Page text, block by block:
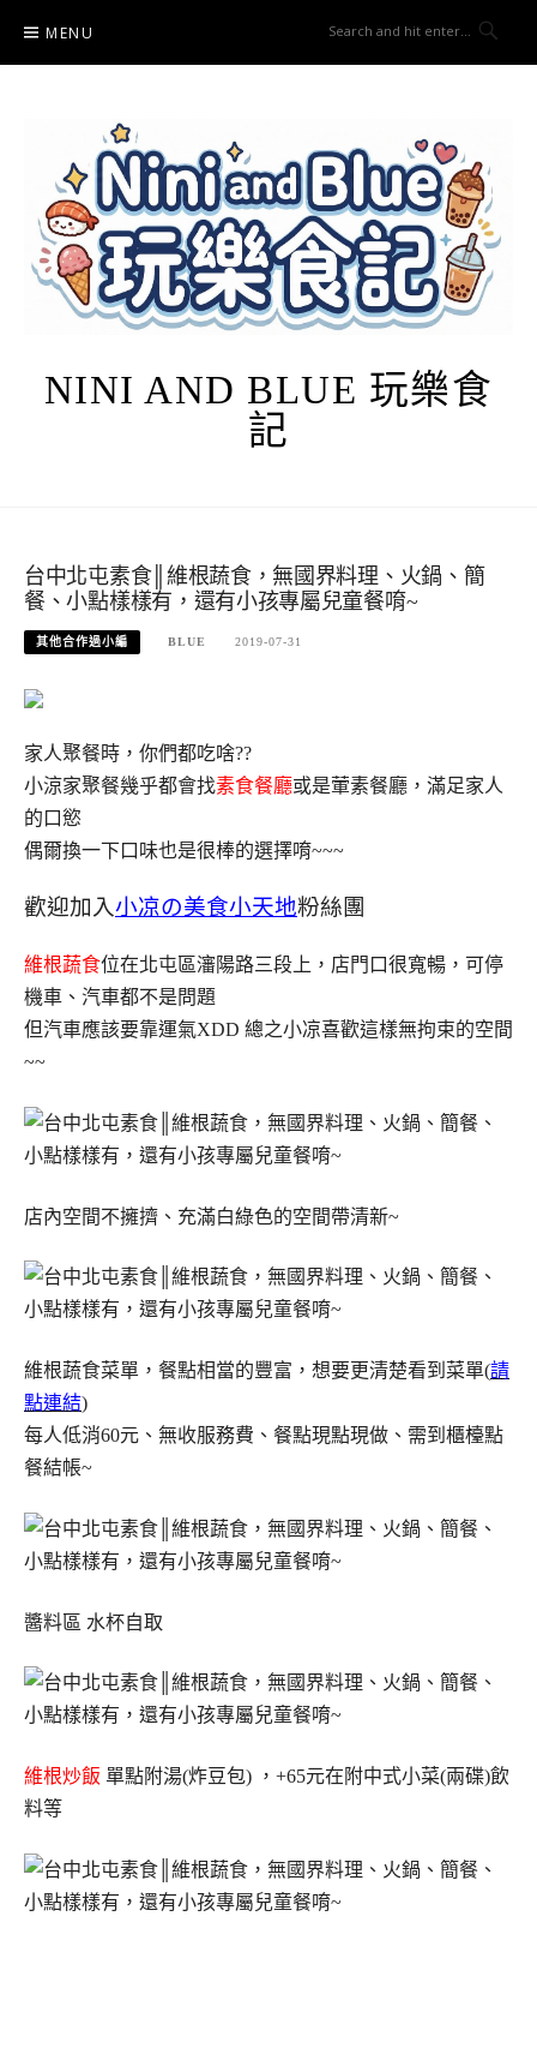
content
MENU
NINI AND BLUE 玩樂食
記
台中北屯素食║維根蔬食，無國界料理、火鍋、簡
餐、小點樣樣有，還有小孩專屬兒童餐唷~
其他合作過小編 BLUE 2019-07-31
家人聚餐時，你們都吃啥??
小涼家聚餐幾乎都會找素食餐廳或是葷素餐廳，滿足家人
的口慾
偶爾換一下口味也是很棒的選擇唷~~~
歡迎加入小凉の美食小天地粉絲團
維根蔬食位在北屯區瀋陽路三段上，店門口很寬暢，可停
機車、汽車都不是問題
但汽車應該要靠運氣XDD 總之小凉喜歡這樣無拘束的空間
~~
店內空間不擁擠、充滿白綠色的空間帶清新~
維根蔬食菜單，餐點相當的豐富，想要更清楚看到菜單(請
點連結)
每人低消60元、無收服務費、餐點現點現做、需到櫃檯點
餐結帳~
醬料區 水杯自取
維根炒飯 單點附湯(炸豆包) ，+65元在附中式小菜(兩碟)飲
料等